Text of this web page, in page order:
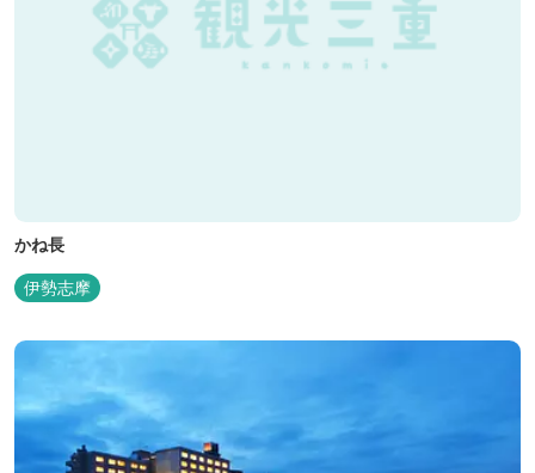
かね長
伊勢志摩